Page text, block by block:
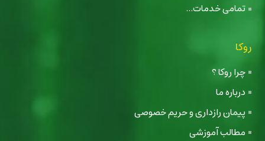
تمامی خدمات...
روکا
چرا روکا ؟
درباره ما
پیمان رازداری و حریم خصوصی
مطالب آموزشی